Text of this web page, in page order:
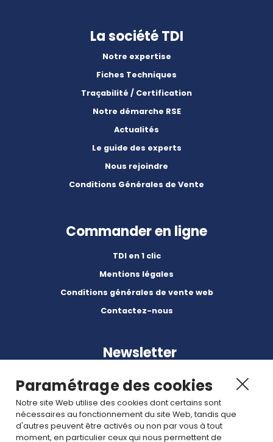
La société TDI
Notre expertise
Fiches Techniques
Traçabilité / Certification
Notre démarche RSE
Actualités
Le guide des experts
Nous rejoindre
Conditions Générales de Vente
Commander en ligne
TDI en 1 clic
Mentions légales
Conditions générales de vente web
Contactez-nous
Newsletter
Abonnez-vous à nos dernières nouvelles et articles.
Paramétrage des cookies
Notre site Web utilise des cookies dont certains sont
nécessaires au fonctionnement du site Web, tandis que
d'autres peuvent être activés ou non par vous à tout
moment, en particulier ceux qui nous permettent de